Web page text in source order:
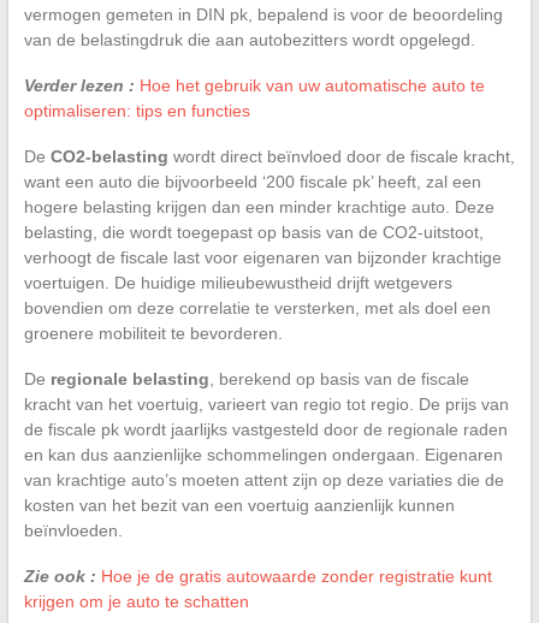
vermogen gemeten in DIN pk, bepalend is voor de beoordeling
van de belastingdruk die aan autobezitters wordt opgelegd.
Verder lezen : Hoe het gebruik van uw automatische auto te
optimaliseren: tips en functies
De CO2-belasting wordt direct beïnvloed door de fiscale kracht,
want een auto die bijvoorbeeld ‘200 fiscale pk’ heeft, zal een
hogere belasting krijgen dan een minder krachtige auto. Deze
belasting, die wordt toegepast op basis van de CO2-uitstoot,
verhoogt de fiscale last voor eigenaren van bijzonder krachtige
voertuigen. De huidige milieubewustheid drijft wetgevers
bovendien om deze correlatie te versterken, met als doel een
groenere mobiliteit te bevorderen.
De regionale belasting , berekend op basis van de fiscale
kracht van het voertuig, varieert van regio tot regio. De prijs van
de fiscale pk wordt jaarlijks vastgesteld door de regionale raden
en kan dus aanzienlijke schommelingen ondergaan. Eigenaren
van krachtige auto’s moeten attent zijn op deze variaties die de
kosten van het bezit van een voertuig aanzienlijk kunnen
beïnvloeden.
Zie ook : Hoe je de gratis autowaarde zonder registratie kunt
krijgen om je auto te schatten